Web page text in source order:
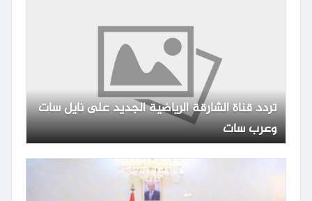
تردد قناة الشارقة الرياضية الجديد على نايل سات
وعرب سات